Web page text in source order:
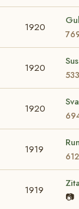
1920
1920
1920
1919
1919
📷